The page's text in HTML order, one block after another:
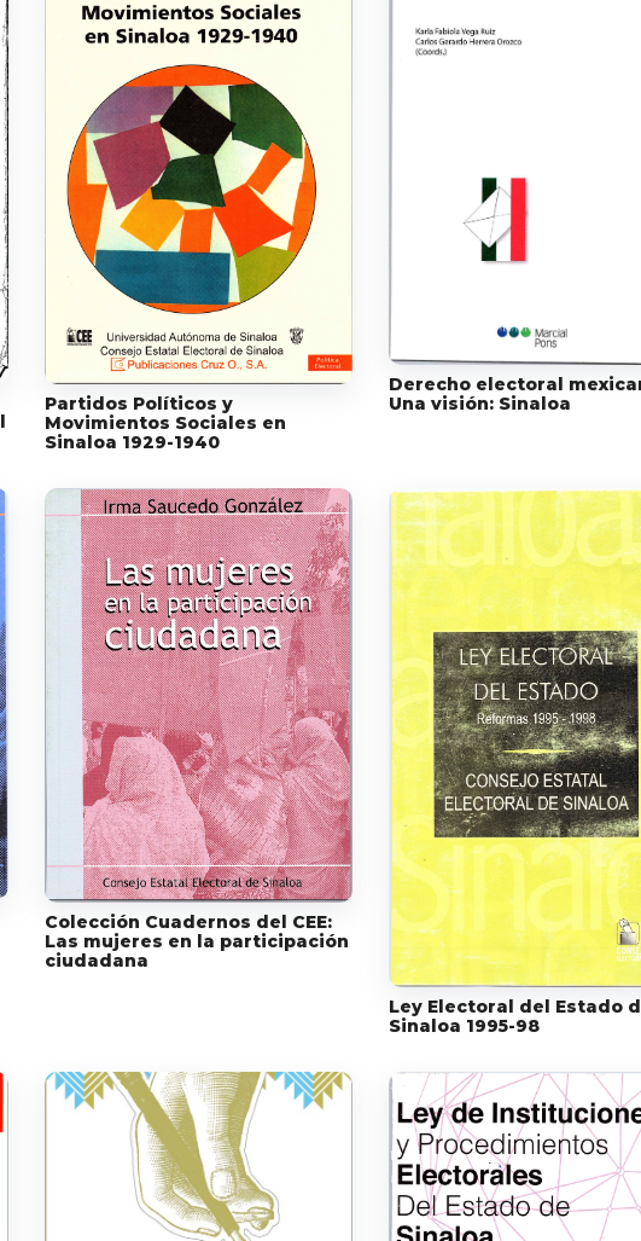
Partidos Políticos y
Movimientos Sociales en
Sinaloa 1929-1940
Derecho electoral
Una visión: Sinaloa
Colección Cuadernos del CEE:
Las mujeres en la participación
ciudadana
Ley Electoral del Estado
Sinaloa 1995-98